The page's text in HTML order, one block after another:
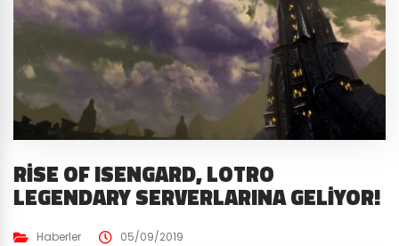
RISE OF ISENGARD, LOTRO
LEGENDARY SERVERLARINA GELIYOR!
Haberler 05/09/2019